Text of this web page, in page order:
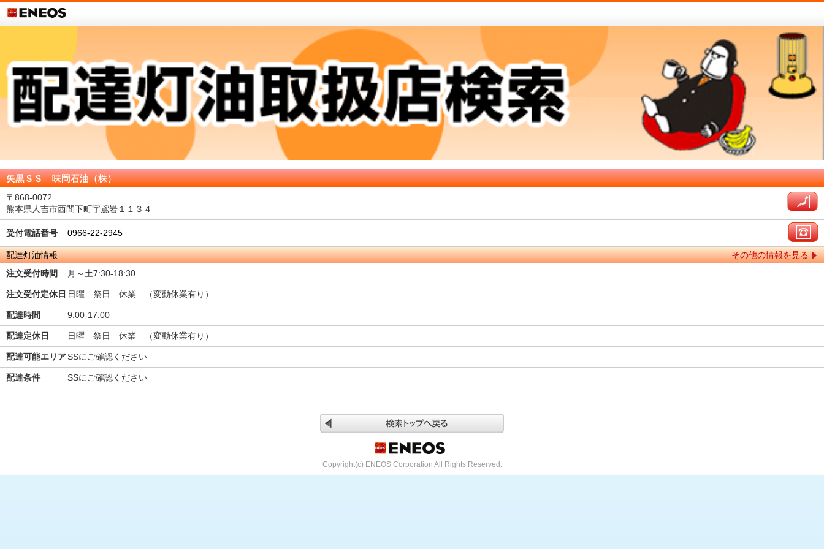
矢黒ＳＳ 味岡石油（株）
〒868-0072
熊本県人吉市西間下町字鳶岩１１３４
受付電話番号 0966-22-2945
配達灯油情報
その他の情報を見る
注文受付時間
月～土7:30-18:30
注文受付定休日 日曜 祭日 休業 （変動休業有り）
配達時間 9:00-17:00
配達定休日 日曜 祭日 休業 （変動休業有り）
配達可能エリアSSにご確認ください
配達条件 SSにご確認ください
Copyright(c) ENEOS Corporation All Rights Reserved.